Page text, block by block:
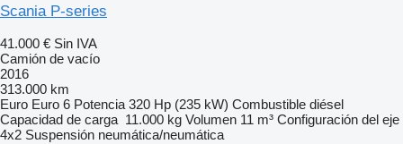
Scania P-series
41.000 € Sin IVA
Camión de vacío
2016
313.000 km
Euro Euro 6 Potencia 320 Hp (235 kW) Combustible diésel
Capacidad de carga 11.000 kg Volumen 11 m³ Configuración del eje
4x2 Suspensión neumática/neumática